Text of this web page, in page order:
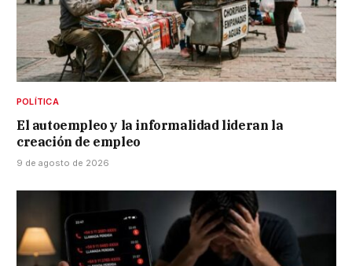
POLÍTICA
El autoempleo y la informalidad lideran la
creación de empleo
9 de agosto de 2026